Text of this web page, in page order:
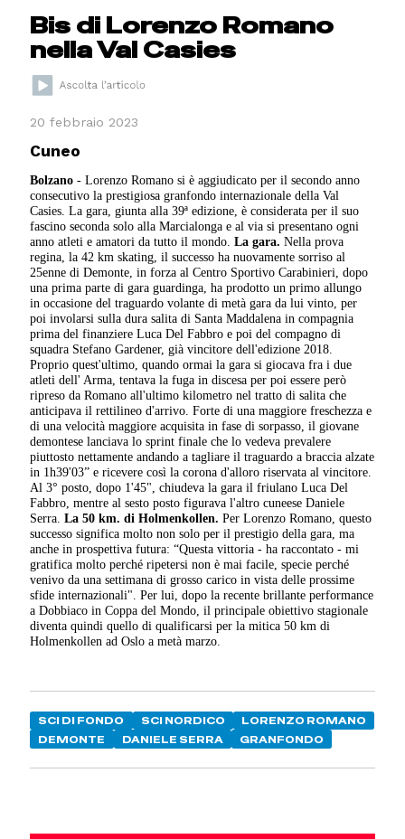
Bis di Lorenzo Romano
nella Val Casies
20 febbraio 2023
Cuneo
Bolzano - Lorenzo Romano si è aggiudicato per il secondo anno
consecutivo la prestigiosa granfondo internazionale della Val
Casies. La gara, giunta alla 39ª edizione, è considerata per il suo
fascino seconda solo alla Marcialonga e al via si presentano ogni
anno atleti e amatori da tutto il mondo.La gara. Nella prova
regina, la 42 km skating, il successo ha nuovamente sorriso al
25enne di Demonte, in forza al Centro Sportivo Carabinieri, dopo
una prima parte di gara guardinga, ha prodotto un primo allungo
in occasione del traguardo volante di metà gara da lui vinto, per
poi involarsi sulla dura salita di Santa Maddalena in compagnia
prima del finanziere Luca Del Fabbro e poi del compagno di
squadra Stefano Gardener, già vincitore dell'edizione 2018.
Proprio quest'ultimo, quando ormai la gara si giocava fra i due
atleti dell' Arma, tentava la fuga in discesa per poi essere però
ripreso da Romano all'ultimo kilometro nel tratto di salita che
anticipava il rettilineo d'arrivo. Forte di una maggiore freschezza e
di una velocità maggiore acquisita in fase di sorpasso, il giovane
demontese lanciava lo sprint finale che lo vedeva prevalere
piuttosto nettamente andando a tagliare il traguardo a braccia alzate
in 1h39'03” e ricevere così la corona d'alloro riservata al vincitore.
Al 3° posto, dopo 1'45", chiudeva la gara il friulano Luca Del
Fabbro, mentre al sesto posto figurava l'altro cuneese Daniele
Serra.La 50 km. di Holmenkollen. Per Lorenzo Romano, questo
successo significa molto non solo per il prestigio della gara, ma
anche in prospettiva futura: “Questa vittoria - ha raccontato - mi
gratifica molto perché ripetersi non è mai facile, specie perché
venivo da una settimana di grosso carico in vista delle prossime
sfide internazionali". Per lui, dopo la recente brillante performance
a Dobbiaco in Coppa del Mondo, il principale obiettivo stagionale
diventa quindi quello di qualificarsi per la mitica 50 km di
Holmenkollen ad Oslo a metà marzo.
SCI DI FONDO SCI NORDICO
LORENZO ROMANO
DEMONTE
DANIELE SERRA GRANFONDO